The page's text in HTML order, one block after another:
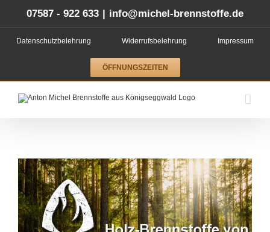
07587 - 922 633 info@michel-brennstoffe.de
Datenschutzbelehrung Widerrufsbelehrung Impressum
ÖFFNUNGSZEITEN